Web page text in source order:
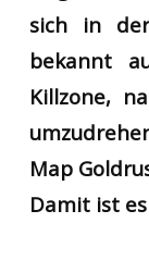
sich in der
bekannt
Killzone,
Map
Damit ist